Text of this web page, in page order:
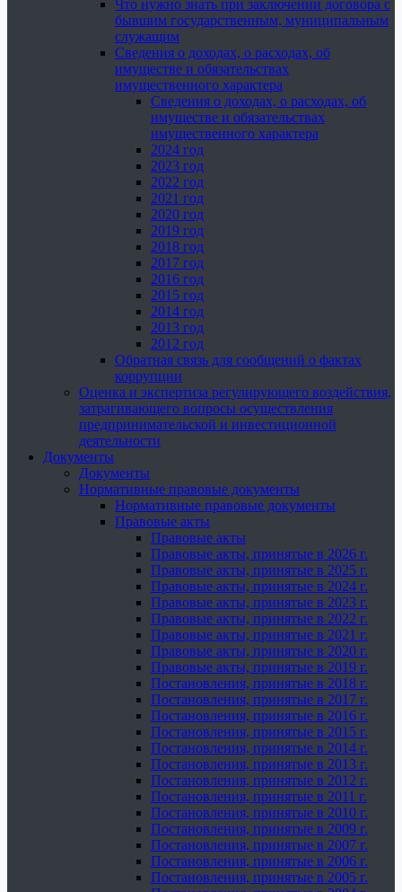
Что нужно знать при заключении договора с
бывшим государственным, муниципальным
служащим
Сведения о доходах, о расходах, об
имуществе и обязательствах
имущественного характера
Сведения о доходах, о расходах, об
имуществе и обязательствах
имущественного характера
2024 год
2023 год
2022 год
2021 год
2020 год
2019 год
2018 год
2017 год
2016 год
2015 год
2014 год
2013 год
2012 год
Обратная связь для сообщений о фактах
коррупции
Оценка и экспертиза регулирующего воздействия,
затрагивающего вопросы осуществления
предпринимательской и инвестиционной
деятельности
Документы
Документы
Нормативные правовые документы
Нормативные правовые документы
Правовые акты
Правовые акты
Правовые акты, принятые в 2026 г.
Правовые акты, принятые в 2025 г.
Правовые акты, принятые в 2024 г.
Правовые акты, принятые в 2023 г.
Правовые акты, принятые в 2022 г.
Правовые акты, принятые в 2021 г.
Правовые акты, принятые в 2020 г.
Правовые акты, принятые в 2019 г.
Постановления, принятые в 2018 г.
Постановления, принятые в 2017 г.
Постановления, принятые в 2016 г.
Постановления, принятые в 2015 г.
Постановления, принятые в 2014 г.
Постановления, принятые в 2013 г.
Постановления, принятые в 2012 г.
Постановления, принятые в 2011 г.
Постановления, принятые в 2010 г.
Постановления, принятые в 2009 г.
Постановления, принятые в 2007 г.
Постановления, принятые в 2006 г.
Постановления, принятые в 2005 г.